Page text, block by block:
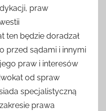
praw
ten będzie doradzał
przed sądami i innymi
praw i interesów
od spraw
specjalistyczną
prawa